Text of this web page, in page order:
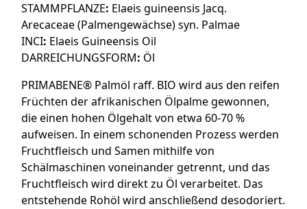
STAMMPFLANZE: Elaeis guineensis Jacq.
Arecaceae (Palmengewächse) syn. Palmae
INCI: Elaeis Guineensis Oil
DARREICHUNGSFORM: Öl
PRIMABENE® Palmöl raff. BIO wird aus den reifen
Früchten der afrikanischen Ölpalme gewonnen,
die einen hohen Ölgehalt von etwa 60-70 %
aufweisen. In einem schonenden Prozess werden
Fruchtfleisch und Samen mithilfe von
Schälmaschinen voneinander getrennt, und das
Fruchtfleisch wird direkt zu Öl verarbeitet. Das
entstehende Rohöl wird anschließend desodoriert.